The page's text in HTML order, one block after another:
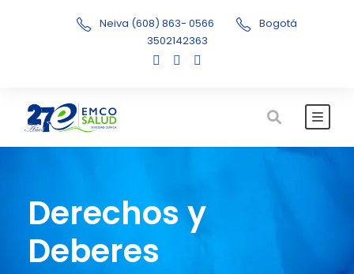
Neiva (608) 863- 0566
Bogotá
3502142363
Derechos y
Deberes